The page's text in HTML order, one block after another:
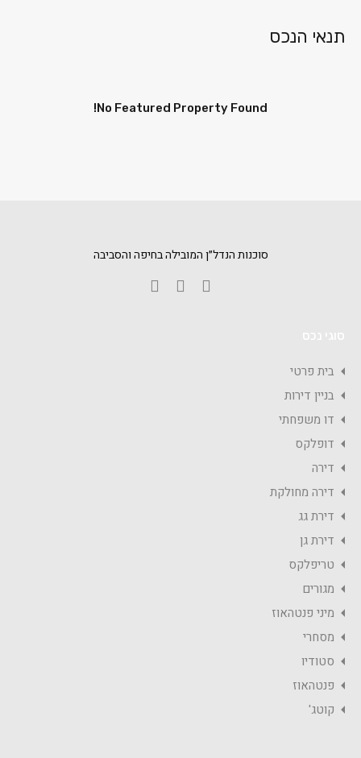
תנאי הנכס
No Featured Property Found!
סוכנות הנדל״ן המובילה בחיפה והסביבה
בית פרטי
בניין דירות
דו משפחתי
דופלקס
דירה
דירה מחולקת
דירת גג
דירת גן
טריפלקס
מגורים
מיני פנטהאוז
מסחרי
סטודיו
פנטהאוז
קוטג'